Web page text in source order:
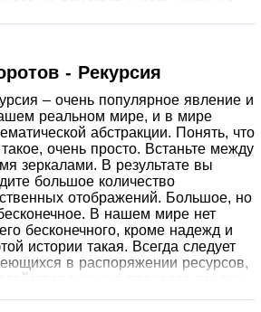
Это выражение используется
толком не знаю точного смысла.
тех прошедших дней, могу
в виду "наглое
территорию с целью унижения
Но это неточно.
- Рекурсия
– очень популярное явление и
реальном мире, и в мире
абстракции. Понять, что
такое, очень просто. Встаньте между
зеркалами. В результате вы
большое количество
отображений. Большое, но
В нашем мире нет
бесконечного, кроме надежд и
истории такая. Всегда следует
в распоряжении ресурсов,
в процессе персон.